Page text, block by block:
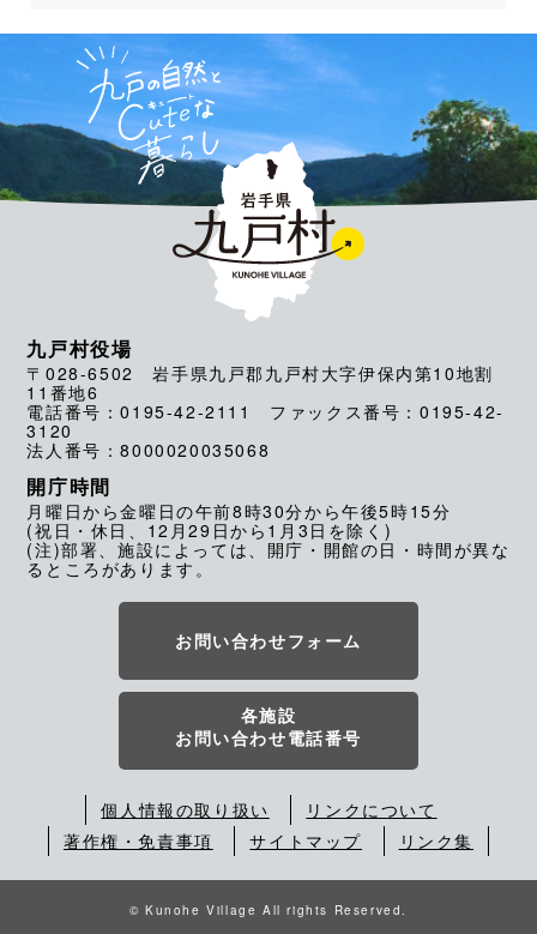
九戸村役場
〒028-6502 岩手県九戸郡九戸村大字伊保内第10地割
11番地6
電話番号：0195-42-2111 ファックス番号：0195-42-
3120
法人番号：8000020035068
開庁時間
月曜日から金曜日の午前8時30分から午後5時15分
(祝日・休日、12月29日から1月3日を除く)
(注)部署、施設によっては、開庁・開館の日・時間が異な
るところがあります。
お問い合わせフォーム
各施設
お問い合わせ電話番号
個人情報の取り扱い
リンクについて
著作権・免責事項
サイトマップ リンク集
© Kunohe Village All rights Reserved.